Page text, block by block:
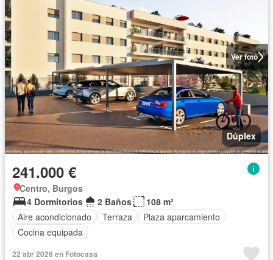
Ver foto
Dúplex
241.000 €
Centro, Burgos
4 Dormitorios
2 Baños
108 m²
Aire acondicionado
Terraza
Plaza aparcamiento
Cocina equipada
22 abr 2026 en Fotocasa